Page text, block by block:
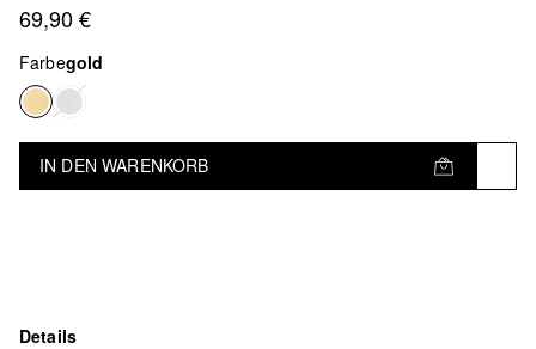
69,90 €
Farbegold
IN DEN WARENKORB
Details